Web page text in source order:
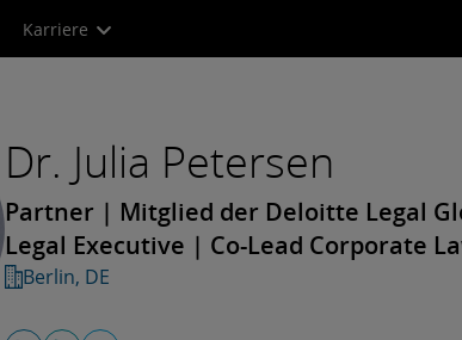
Karriere
Dr. Julia Petersen
Partner | Mitglied der Deloitte Legal
Legal Executive | Co-Lead Corporate
Berlin, DE